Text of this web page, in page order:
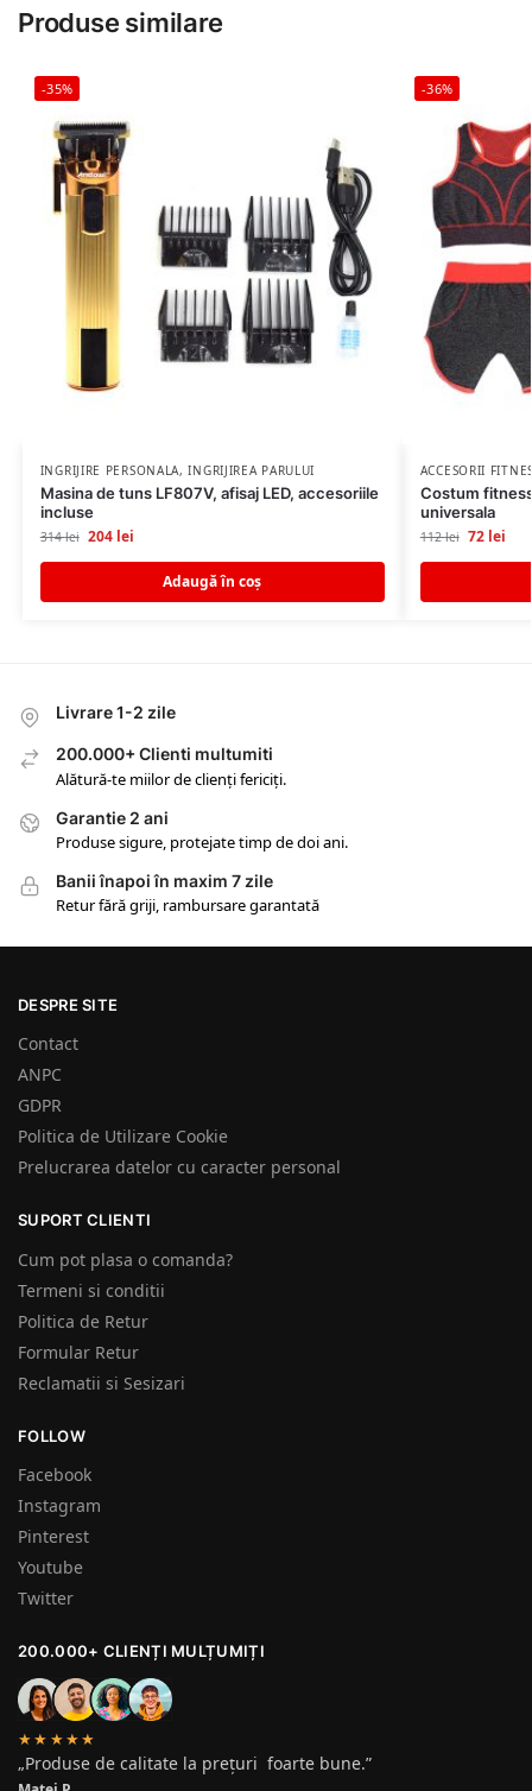
Produse similare
-35%
INGRIJIRE PERSONALA,INGRIJIREA PARULUI
Masina de tuns LF807V, afisaj LED, accesoriile
incluse
314lei 204 lei
Adaugă în coș
-36%
ACCESORII
Costum
universala
112lei 72 lei
Livrare 1-2 zile
200.000+ Clienti multumiti
Alătură-te miilor de clienți fericiți.
Garantie 2 ani
Produse sigure, protejate timp de doi ani.
Banii înapoi în maxim 7 zile
Retur fără griji, rambursare garantată
DESPRE SITE
Contact
ANPC
GDPR
Politica de Utilizare Cookie
Prelucrarea datelor cu caracter personal
SUPORT CLIENTI
Cum pot plasa o comanda?
Termeni si conditii
Politica de Retur
Formular Retur
Reclamatii si Sesizari
FOLLOW
Facebook
Instagram
Pinterest
Youtube
Twitter
200.000+ CLIENȚI MULȚUMIȚI
★★★★★
„Produse de calitate la prețuri foarte bune.”